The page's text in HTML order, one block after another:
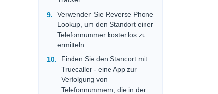
Verwenden Sie Reverse Phone
Lookup, um den Standort einer
Telefonnummer kostenlos zu
ermitteln
Finden Sie den Standort mit
Truecaller - eine App zur
Verfolgung von
Telefonnummern, die in der